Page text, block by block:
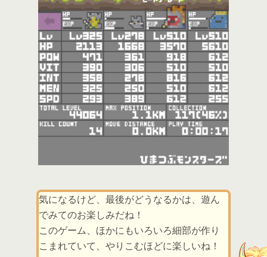
気になるけど、最後がどうなるかは、遊ん
でみてのお楽しみだね！
このゲーム、ほかにもいろいろ細部が作り
こまれていて、やりこむほどに楽しいね！